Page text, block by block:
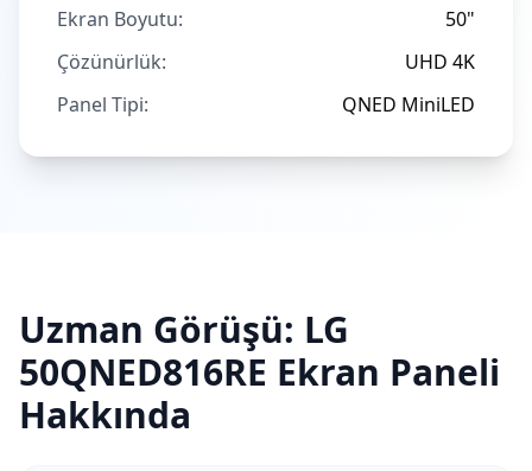
Ekran Boyutu:
50"
Çözünürlük:
UHD 4K
Panel Tipi:
QNED MiniLED
Uzman Görüşü: LG
50QNED816RE Ekran Paneli
Hakkında